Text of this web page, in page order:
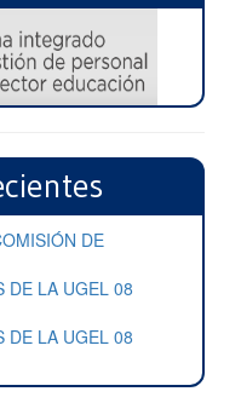
DE
DE LA UGEL 08
DE LA UGEL 08